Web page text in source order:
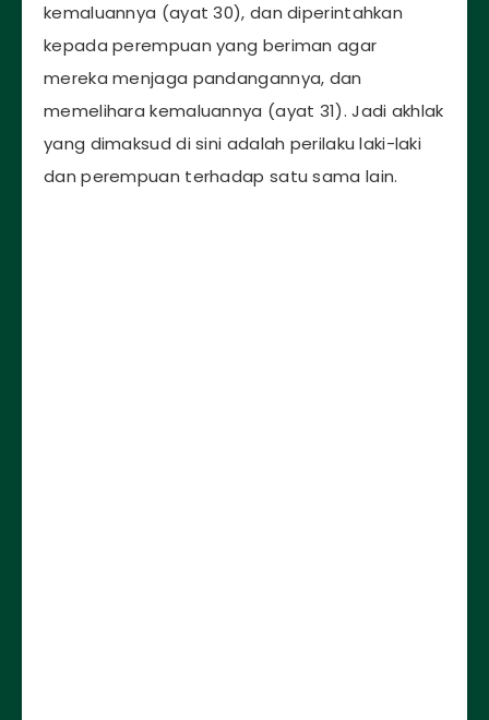
kemaluannya (ayat 30), dan diperintahkan
kepada perempuan yang beriman agar
mereka menjaga pandangannya, dan
memelihara kemaluannya (ayat 31). Jadi akhlak
yang dimaksud di sini adalah perilaku laki-laki
dan perempuan terhadap satu sama lain.